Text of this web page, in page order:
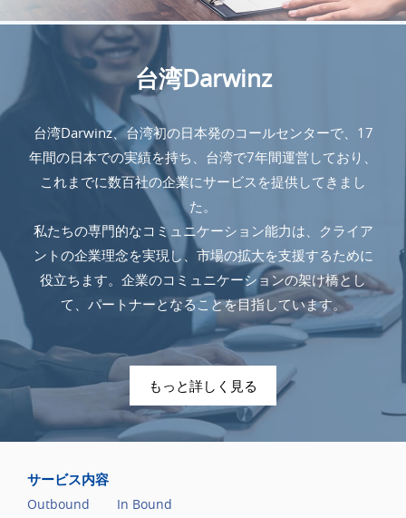
台湾Darwinz
台湾Darwinz、台湾初の日本発のコールセンターで、17
年間の日本での実績を持ち、台湾で7年間運営しており、
これまでに数百社の企業にサービスを提供してきまし
た。
私たちの専門的なコミュニケーション能力は、クライア
ントの企業理念を実現し、市場の拡大を支援するために
役立ちます。企業のコミュニケーションの架け橋とし
て、パートナーとなることを目指しています。
もっと詳しく見る
サービス内容
Outbound
In Bound